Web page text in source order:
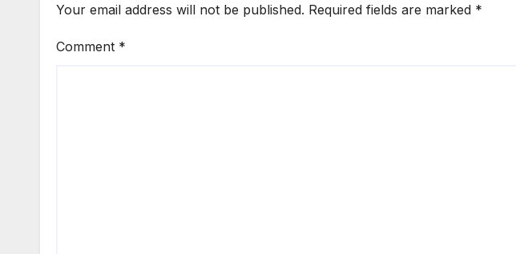
Your email address will not be published. Required fields are marked *
Comment *